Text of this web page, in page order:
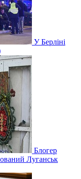
У Берліні
Блогер
Луганськ